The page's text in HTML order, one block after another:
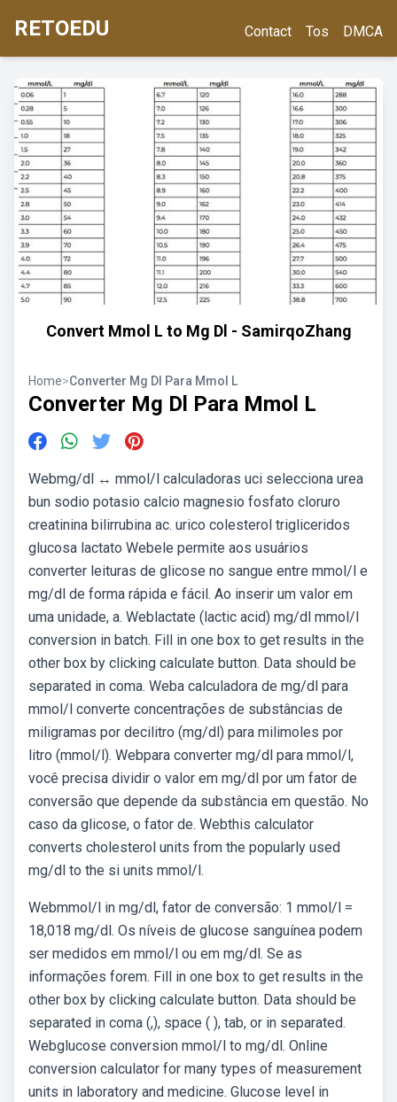
RETOEDU Contact Tos DMCA
Convert Mmol L to Mg Dl - SamirqoZhang
Home>Converter Mg Dl Para Mmol L
Converter Mg Dl Para Mmol L
Webmg/dl ↔ mmol/l calculadoras uci selecciona urea
bun sodio potasio calcio magnesio fosfato cloruro
creatinina bilirrubina ac. urico colesterol trigliceridos
glucosa lactato Webele permite aos usuários
converter leituras de glicose no sangue entre mmol/l e
mg/dl de forma rápida e fácil. Ao inserir um valor em
uma unidade, a. Weblactate (lactic acid) mg/dl mmol/l
conversion in batch. Fill in one box to get results in the
other box by clicking calculate button. Data should be
separated in coma. Weba calculadora de mg/dl para
mmol/l converte concentrações de substâncias de
miligramas por decilitro (mg/dl) para milimoles por
litro (mmol/l). Webpara converter mg/dl para mmol/l,
você precisa dividir o valor em mg/dl por um fator de
conversão que depende da substância em questão. No
caso da glicose, o fator de. Webthis calculator
converts cholesterol units from the popularly used
mg/dl to the si units mmol/l.
Webmmol/l in mg/dl, fator de conversão: 1 mmol/l =
18,018 mg/dl. Os níveis de glucose sanguínea podem
ser medidos em mmol/l ou em mg/dl. Se as
informações forem. Fill in one box to get results in the
other box by clicking calculate button. Data should be
separated in coma (,), space ( ), tab, or in separated.
Webglucose conversion mmol/l to mg/dl. Online
conversion calculator for many types of measurement
units in laboratory and medicine. Glucose level in